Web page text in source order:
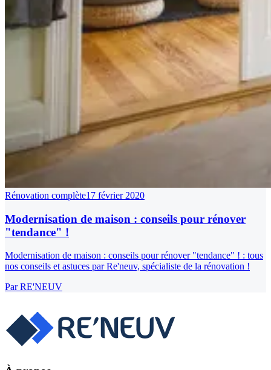
Rénovation complète17 février 2020
Modernisation de maison : conseils pour rénover
"tendance" !
Modernisation de maison : conseils pour rénover "tendance" ! : tous
nos conseils et astuces par Re'neuv, spécialiste de la rénovation !
ParRE'NEUV